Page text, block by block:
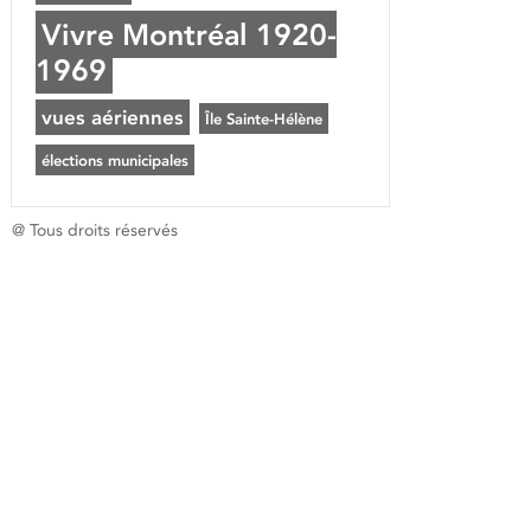
Vivre Montréal 1920-
1969
vues aériennes Île Sainte-Hélène
élections municipales
@ Tous droits réservés